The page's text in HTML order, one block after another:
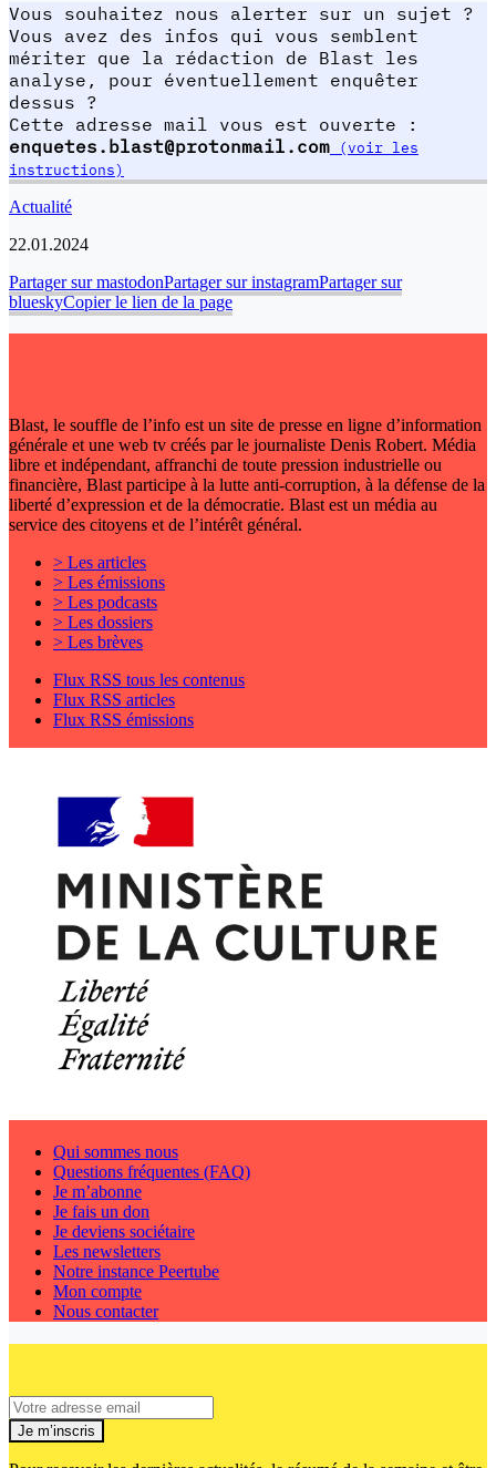
Vous souhaitez nous alerter sur un sujet ?
Vous avez des infos qui vous semblent
mériter que la rédaction de Blast les
analyse, pour éventuellement enquêter
dessus ?
Cette adresse mail vous est ouverte :
enquetes.blast@protonmail.com (voir les
instructions)
Actualité
22.01.2024
Partager sur mastodonPartager sur instagramPartager sur
blueskyCopier le lien de la page
Blast, le souffle de l’info est un site de presse en ligne d’information
générale et une web tv créés par le journaliste Denis Robert. Média
libre et indépendant, affranchi de toute pression industrielle ou
financière, Blast participe à la lutte anti-corruption, à la défense de la
liberté d’expression et de la démocratie. Blast est un média au
service des citoyens et de l’intérêt général.
> Les articles
> Les émissions
> Les podcasts
> Les dossiers
> Les brèves
Flux RSS tous les contenus
Flux RSS articles
Flux RSS émissions
Qui sommes nous
Questions fréquentes (FAQ)
Je m’abonne
Je fais un don
Je deviens sociétaire
Les newsletters
Notre instance Peertube
Mon compte
Nous contacter
Je m’inscris